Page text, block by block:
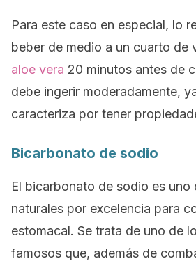
Para este caso en especial, lo
beber de medio a un cuarto de
aloe vera 20 minutos antes de
debe ingerir moderadamente,
caracteriza por tener
Bicarbonato de sodio
El bicarbonato de sodio es
naturales por excelencia para
estomacal. Se trata de uno de
famosos que, además de